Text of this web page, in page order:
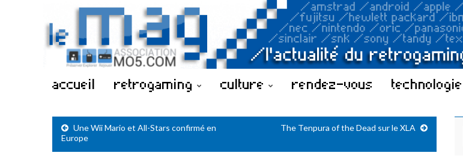
accueil retrogaming culture rendez-vous technologie
Une Wii Mario et All-Stars confirmé en
Europe
The Tenpura of the Dead sur le XLA